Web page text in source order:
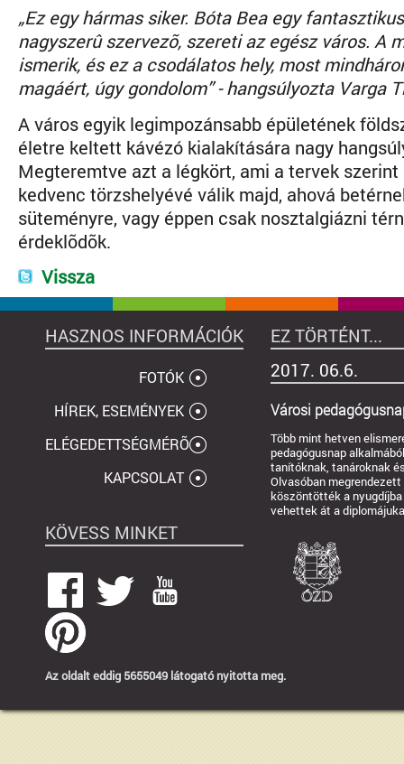
„Ez egy hármas siker. Bóta Bea egy
nagyszerû szervezõ, szereti az egész város. A
ismerik, és ez a csodálatos hely, most
magáért, úgy gondolom” - hangsúlyozta Varga
A város egyik legimpozánsabb épületének
életre keltett kávézó kialakítására nagy
Megteremtve azt a légkört, ami a tervek szerint
kedvenc törzshelyévé válik majd, ahová
süteményre, vagy éppen csak nosztalgiázni
érdeklõdõk.
Vissza
HASZNOS INFORMÁCIÓK EZ TÖRTÉNT...
FOTÓK
HÍREK, ESEMÉNYEK
ELÉGEDETTSÉGMÉRÕ
KAPCSOLAT
KÖVESS MINKET
2017. 06.6.
Városi
Több mint hetven
pedagógusnap
tanítóknak, tanároknak
Olvasóban
köszöntötték a
vehettek át a
Az oldalt eddig 5655049 látogató nyitotta meg.